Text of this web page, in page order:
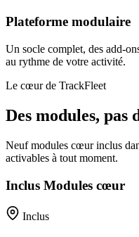
Plateforme modulaire
Un socle complet, des add-
au rythme de votre activité.
Le cœur de TrackFleet
Des modules, pas
Neuf modules cœur inclus
activables à tout moment.
Inclus Modules cœur
Inclus